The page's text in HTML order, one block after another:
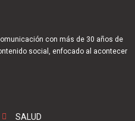
con más de 30 años de
social, enfocado al acontecer
SALUD